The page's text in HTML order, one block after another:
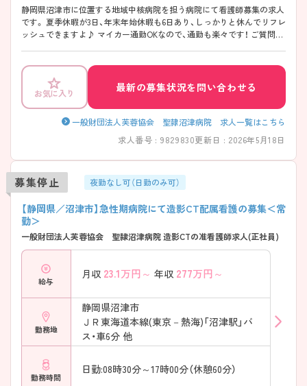
静岡県沼津市に位置する地域中核病院を担う病院にて看護師募集の求人
です。 夏季休暇が3日、年末年始休暇も6日あり、しっかりと休んでリフレ
ッシュできますよ♪ マイカー通勤OKなので、通勤も楽々です！ ご質問
お気に入り 最新の募集状況を問い合わせる
一般財団法人芙蓉協会 聖隷沼津病院 求人一覧はこちら
求人番号 : 9829830更新日 : 2026年5月18日
募集停止 夜勤なし可（日勤のみ可）
【静岡県／沼津市】急性期病院にて造影CT配属看護の募集＜常
勤＞
一般財団法人芙蓉協会 聖隷沼津病院 造影CTの准看護師求人(正社員)
給与
月収 23.1万円～ 年収 277万円～
勤務地
静岡県沼津市
ＪＲ東海道本線(東京－熱海)「沼津駅」バ
ス・車6分 他
勤務時間
日勤:08時30分～17時00分（休憩60分）